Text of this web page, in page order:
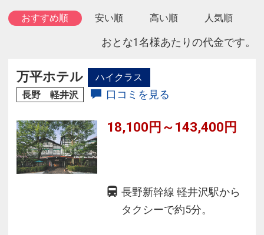
おすすめ順 安い順 高い順 人気順
おとな1名様あたりの代金です。
万平ホテル
ハイクラス
長野 軽井沢
口コミを見る
18,100円～143,400円
長野新幹線 軽井沢駅から
タクシーで約5分。